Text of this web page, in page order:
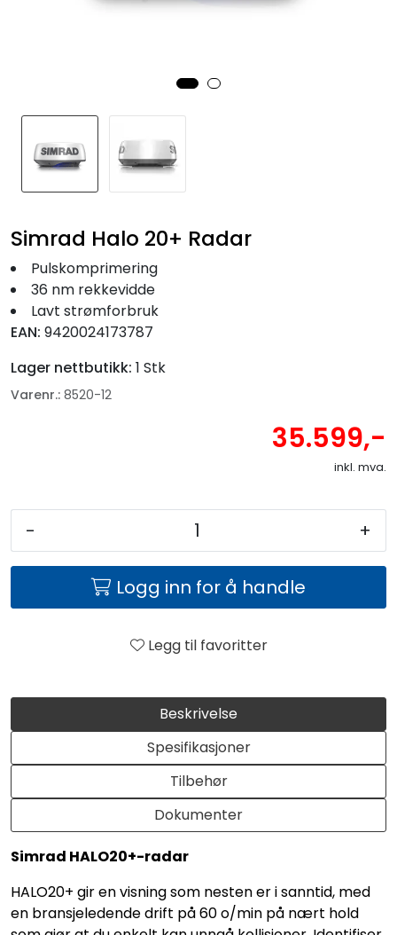
Beskrivelse
Spesifikasjoner
Tilbehør
Dokumenter
Simrad HALO20+-radar
HALO20+ gir en visning som nesten er i sanntid, med
en bransjeledende drift på 60 o/min på nært hold
Simrad Halo 20+ Radar
Pulskomprimering
36 nm rekkevidde
Lavt strømforbruk
EAN: 9420024173787
Lager nettbutikk: 1 Stk
Varenr.: 8520-12
35.599,-
inkl. mva.
- +
Logg inn for å handle
Legg til favoritter
Seil